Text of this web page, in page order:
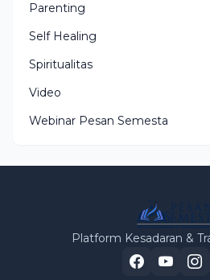
Parenting
Self Healing
Spiritualitas
Video
Webinar Pesan Semesta
Platform Kesadaran &